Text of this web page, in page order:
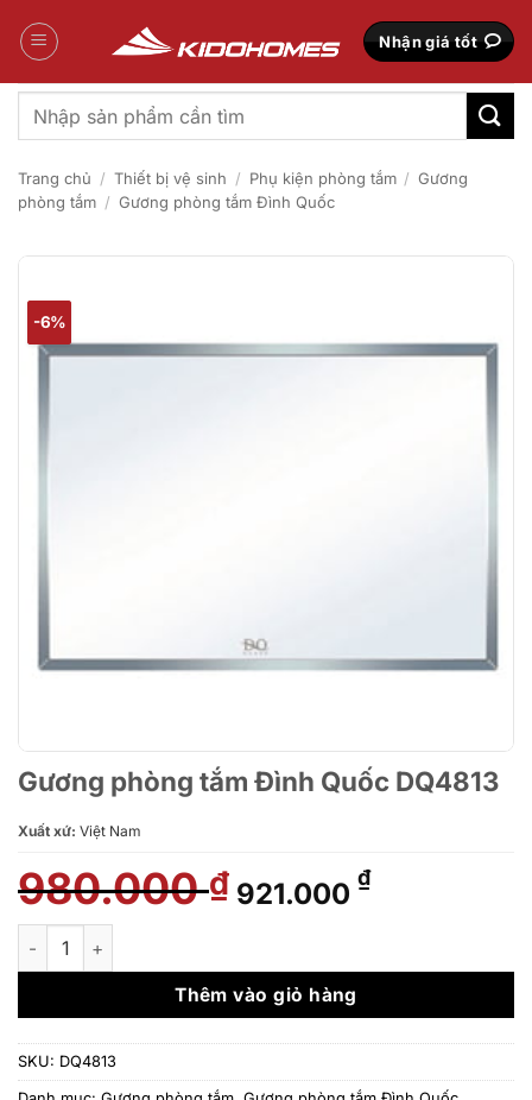
qua
Nhận giá tốt
Tìm
kiếm:
Trang chủ / Thiết bị vệ sinh / Phụ kiện phòng tắm / Gương
phòng tắm / Gương phòng tắm Đình Quốc
-6%
Gương phòng tắm Đình Quốc DQ4813
Xuất xứ: Việt Nam
980.000₫ Giá
gốc
980.000 ₫.
921.000 ₫Giá
là:
Gương phòng tắm Đình Quốc DQ4813 số lượng
Thêm vào giỏ hàng
SKU: DQ4813